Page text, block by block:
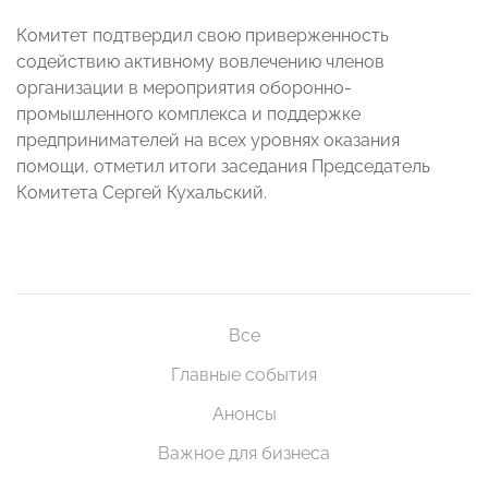
Комитет подтвердил свою приверженность
содействию активному вовлечению членов
организации в мероприятия оборонно-
промышленного комплекса и поддержке
предпринимателей на всех уровнях оказания
помощи, отметил итоги заседания Председатель
Комитета Сергей Кухальский.
Все
Главные события
Анонсы
Важное для бизнеса